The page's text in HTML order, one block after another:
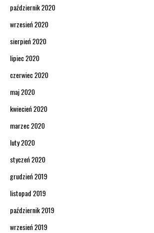
październik 2020
wrzesień 2020
sierpień 2020
lipiec 2020
czerwiec 2020
maj 2020
kwiecień 2020
marzec 2020
luty 2020
styczeń 2020
grudzień 2019
listopad 2019
październik 2019
wrzesień 2019